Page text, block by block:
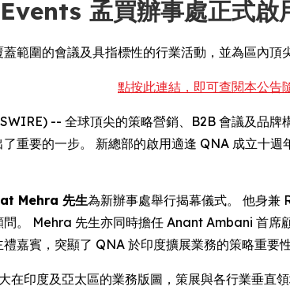
孟買辦事處正式啟
範圍的會議及具指標性的行業活動，並為區內頂
點按此連結，即可查閱本公告
-- 全球頂尖的策略營銷、B2B 會議及品
重要的一步。 新總部的啟用適逢 QNA 成立十
Mehra 先生為新辦事處舉行揭幕儀式。 他身
問。 Mehra 先生亦同時擔任 Anant Ambani 首
嘉賓，突顯了 QNA 於印度擴展業務的策略重要
在印度及亞太區的業務版圖，策展與各行業垂直